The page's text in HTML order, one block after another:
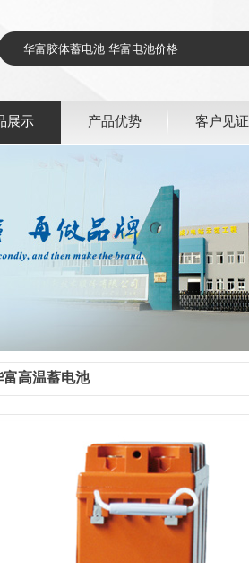
展示 产品优势 客户见证
富高温蓄电池